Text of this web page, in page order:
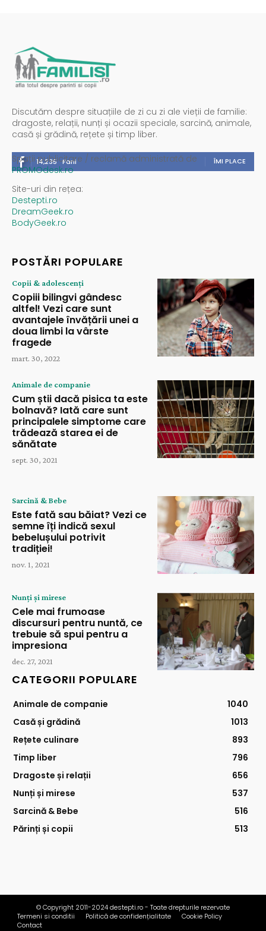
Discutăm despre situațiile de zi cu zi ale vieții de familie:
dragoste, relații, nunți și ocazii speciale, sarcină, animale,
casă și grădină, rețete și timp liber.
14,235 Fani ÎMI PLACE
Spații publicitare / reclamă administrată de
PROMOdesk.ro
Site-uri din rețea:
Destepti.ro
DreamGeek.ro
BodyGeek.ro
POSTĂRI POPULARE
Copii & adolescenți
Copiii bilingvi gândesc
altfel! Vezi care sunt
avantajele învățării unei a
doua limbi la vârste
fragede
mart. 30, 2022
Animale de companie
Cum știi dacă pisica ta este
bolnavă? Iată care sunt
principalele simptome care
trădează starea ei de
sănătate
sept. 30, 2021
Sarcină & Bebe
Este fată sau băiat? Vezi ce
semne îți indică sexul
bebelușului potrivit
tradiției!
nov. 1, 2021
Nunți și mirese
Cele mai frumoase
discursuri pentru nuntă, ce
trebuie să spui pentru a
impresiona
dec. 27, 2021
CATEGORII POPULARE
Animale de companie
1040
Casă și grădină
1013
Rețete culinare
893
Timp liber
796
Dragoste și relații
656
Nunți și mirese
537
Sarcină & Bebe
516
Părinți și copii
513
© Copyright 2011-2024 destepti.ro - Toate drepturile rezervate
Termeni si conditii
Politică de confidențialitate
Cookie Policy
Contact